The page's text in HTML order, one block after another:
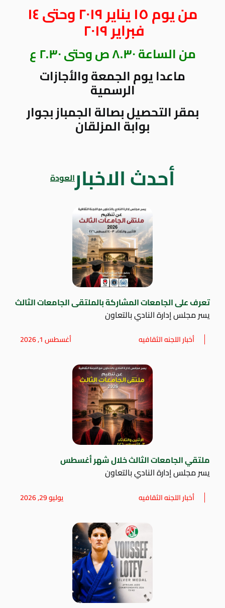
من يوم ١٥ يناير ٢٠١٩ وحتى ١٤
فبراير ٢٠١٩
من الساعة ٨.٣٠ ص وحتى ٢.٣٠ ع
ماعدا يوم الجمعة والأجازات
الرسمية
بمقر التحصيل بصالة الجمباز بجوار
بوابة المزلقان
أحدث الاخبارالعودة
تعرف على الجامعات المشاركة بالملتقى الجامعات الثالث
يسر مجلس إدارة النادي بالتعاون
أخبار اللجنه الثقافيه أغسطس 1, 2026
ملتقي الجامعات الثالث خلال شهر أغسطس
يسر مجلس إدارة النادي بالتعاون
أخبار اللجنه الثقافيه يوليو 29, 2026